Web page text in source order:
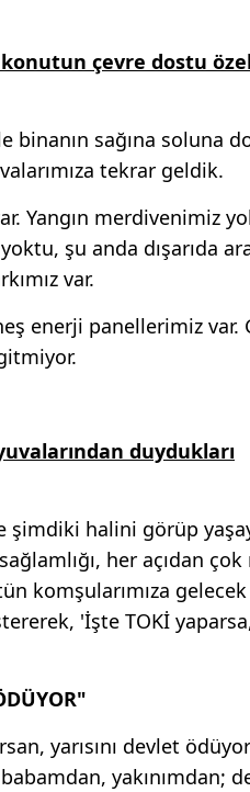
çevre dostu
binanın sağına soluna
tekrar geldik.
Yangın merdivenimiz
şu anda dışarıda
var.
enerji panellerimiz var.
duydukları
halini görüp
her açıdan
komşularımıza
'İşte TOKİ
yarısını devlet
yakınımdan;